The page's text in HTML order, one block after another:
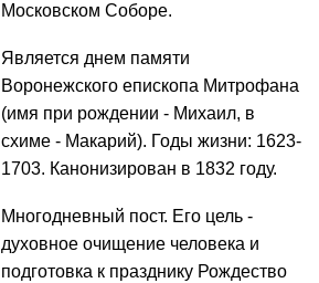
Московском Соборе.
Является днем памяти
Воронежского епископа Митрофана
(имя при рождении - Михаил, в
схиме - Макарий). Годы жизни: 1623-
1703. Канонизирован в 1832 году.
Многодневный пост. Его цель -
духовное очищение человека и
подготовка к празднику Рождество